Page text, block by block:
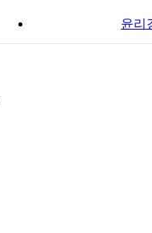
윤리